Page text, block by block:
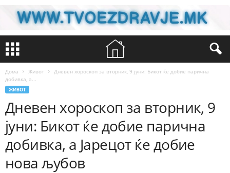
Дома Живот
Дневен хороскоп за вторник, 9 јуни: Бикот ќе добие парична
добивка, а...
ЖИВОТ
Дневен хороскоп за вторник, 9
јуни: Бикот ќе добие парична
добивка, а Јарецот ќе добие
нова љубов